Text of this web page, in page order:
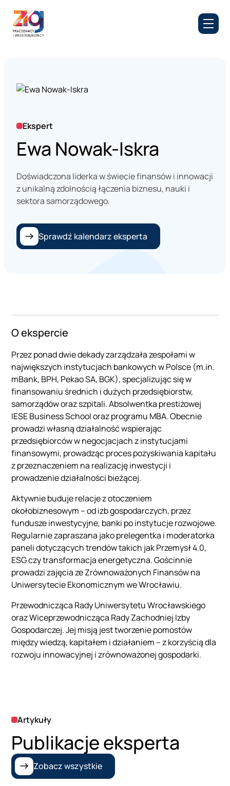
Ekspert
Ewa Nowak-Iskra
Doświadczona liderka w świecie finansów i innowacji
z unikalną zdolnością łączenia biznesu, nauki i
sektora samorządowego.
Sprawdź kalendarz eksperta
O ekspercie
Przez ponad dwie dekady zarządzała zespołami w
największych instytucjach bankowych w Polsce (m.in.
mBank, BPH, Pekao SA, BGK), specjalizując się w
finansowaniu średnich i dużych przedsiębiorstw,
samorządów oraz szpitali. Absolwentka prestiżowej
IESE Business School oraz programu MBA. Obecnie
prowadzi własną działalność wspierając
przedsiębiorców w negocjacjach z instytucjami
finansowymi, prowadząc proces pozyskiwania kapitału
z przeznaczeniem na realizację inwestycji i
prowadzenie działalności bieżącej.
Aktywnie buduje relacje z otoczeniem
okołobiznesowym – od izb gospodarczych, przez
fundusze inwestycyjne, banki po instytucje rozwojowe.
Regularnie zapraszana jako prelegentka i moderatorka
paneli dotyczących trendów takich jak Przemysł 4.0,
ESG czy transformacja energetyczna. Gościnnie
prowadzi zajęcia ze Zrównoważonych Finansów na
Uniwersytecie Ekonomicznym we Wrocławiu.
Przewodnicząca Rady Uniwersytetu Wrocławskiego
oraz Wiceprzewodnicząca Rady Zachodniej Izby
Gospodarczej. Jej misją jest tworzenie pomostów
między wiedzą, kapitałem i działaniem – z korzyścią dla
rozwoju innowacyjnej i zrównoważonej gospodarki.
Artykuły
Publikacje eksperta
Zobacz wszystkie